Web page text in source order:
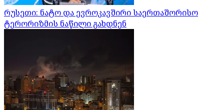
რუსეთი: ნატო და ევროკავშირი საერთაშორისო
ტერორიზმის ნაწილი გახდნენ